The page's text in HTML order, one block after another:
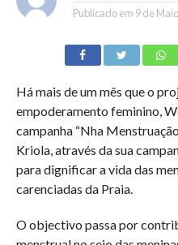
Publicado em 9 de
Há mais de um mês que o
empoderamento feminino,
campanha “Nha
Kriola, através da sua
para dignificar a vida das
carenciadas da Praia.
O objectivo passa por